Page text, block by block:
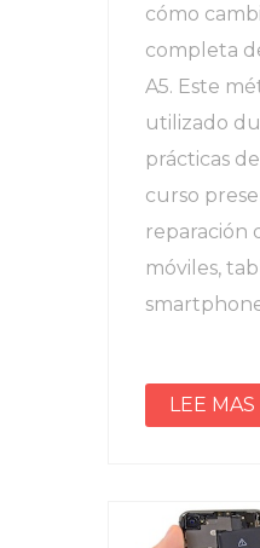
cómo
completa
A5. Este
utilizado
prácticas
curso
reparación
móviles,
LEE MAS